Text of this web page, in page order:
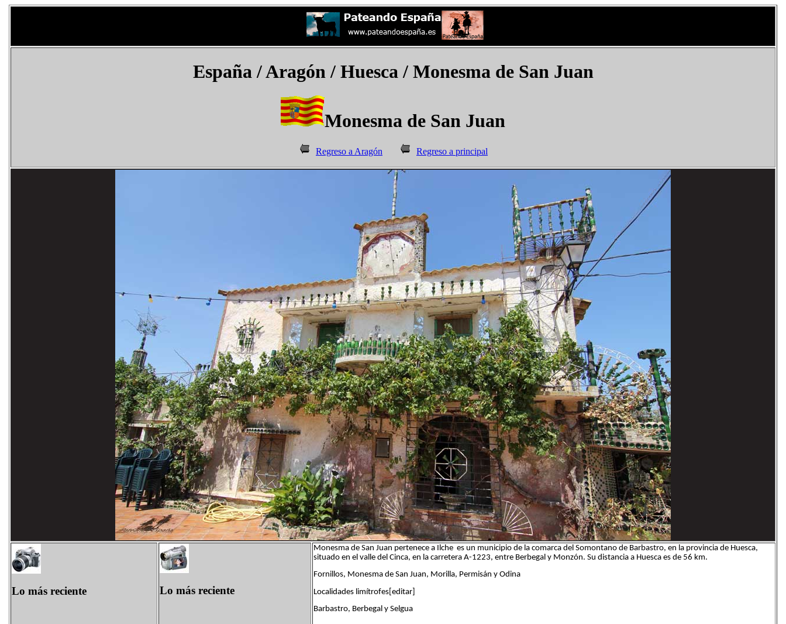
España/ Aragón / Huesca / Monesma de San Juan
Monesma de San Juan
Regreso a Aragón Regreso a principal
Lo más reciente Lo más reciente
Monesma de San Juan pertenece a Ilche es un municipio de la comarca del Somontano de Barbastro, en la provincia de Huesca,
situado en el valle del Cinca, en la carretera A-1223, entre Berbegal y Monzón. Su distancia a Huesca es de 56 km.
Fornillos, Monesma de San Juan, Morilla, Permisán y Odina
Localidades limítrofes[editar]
Barbastro, Berbegal y Selgua